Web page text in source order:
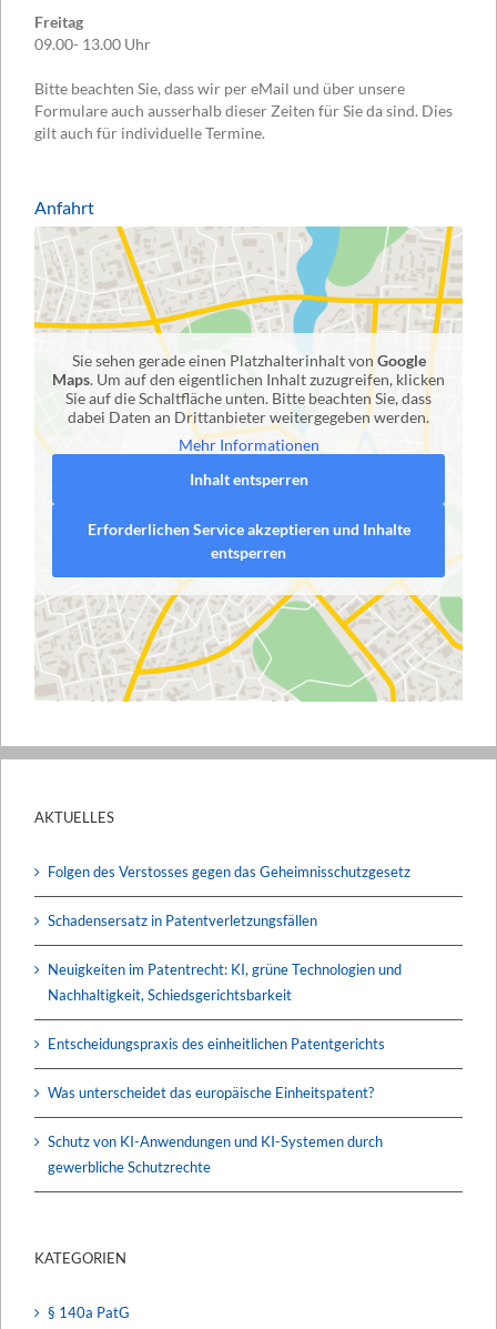
Freitag
09.00- 13.00 Uhr
Bitte beachten Sie, dass wir per eMail und über unsere
Formulare auch ausserhalb dieser Zeiten für Sie da sind. Dies
gilt auch für individuelle Termine.
Anfahrt
Sie sehen gerade einen Platzhalterinhalt von Google
Maps. Um auf den eigentlichen Inhalt zuzugreifen, klicken
Sie auf die Schaltfläche unten. Bitte beachten Sie, dass
dabei Daten an Drittanbieter weitergegeben werden.
Mehr Informationen
Inhalt entsperren
Erforderlichen Service akzeptieren und Inhalte
entsperren
AKTUELLES
Folgen des Verstosses gegen das Geheimnisschutzgesetz
Schadensersatz in Patentverletzungsfällen
Neuigkeiten im Patentrecht: KI, grüne Technologien und
Nachhaltigkeit, Schiedsgerichtsbarkeit
Entscheidungspraxis des einheitlichen Patentgerichts
Was unterscheidet das europäische Einheitspatent?
Schutz von KI-Anwendungen und KI-Systemen durch
gewerbliche Schutzrechte
KATEGORIEN
§ 140a PatG